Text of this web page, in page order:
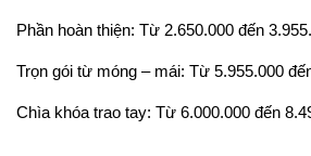
Phần hoàn thiện: Từ 2.650.000 đến
Trọn gói từ móng – mái: Từ 5.955.000
Chìa khóa trao tay: Từ 6.000.000 đến